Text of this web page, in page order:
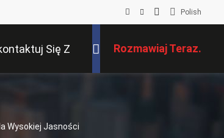
Polish
Się Z Rozmawiaj Teraz.
Wysokiej Jasności